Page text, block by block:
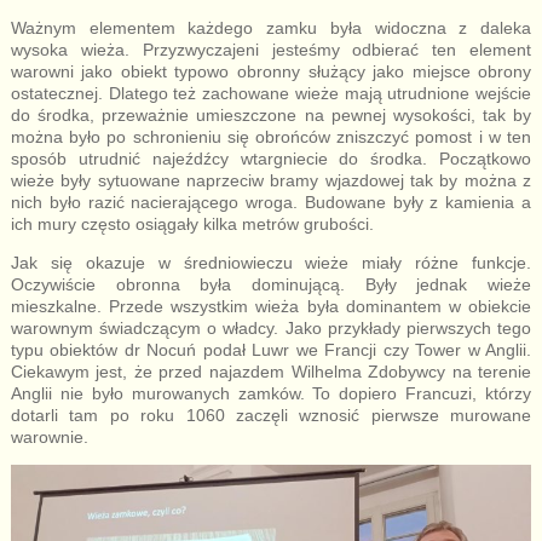
Ważnym elementem każdego zamku była widoczna z daleka
wysoka wieża. Przyzwyczajeni jesteśmy odbierać ten element
warowni jako obiekt typowo obronny służący jako miejsce obrony
ostatecznej. Dlatego też zachowane wieże mają utrudnione wejście
do środka, przeważnie umieszczone na pewnej wysokości, tak by
można było po schronieniu się obrońców zniszczyć pomost i w ten
sposób utrudnić najeźdźcy wtargniecie do środka. Początkowo
wieże były sytuowane naprzeciw bramy wjazdowej tak by można z
nich było razić nacierającego wroga. Budowane były z kamienia a
ich mury często osiągały kilka metrów grubości.
Jak się okazuje w średniowieczu wieże miały różne funkcje.
Oczywiście obronna była dominującą. Były jednak wieże
mieszkalne. Przede wszystkim wieża była dominantem w obiekcie
warownym świadczącym o władcy. Jako przykłady pierwszych tego
typu obiektów dr Nocuń podał Luwr we Francji czy Tower w Anglii.
Ciekawym jest, że przed najazdem Wilhelma Zdobywcy na terenie
Anglii nie było murowanych zamków. To dopiero Francuzi, którzy
dotarli tam po roku 1060 zaczęli wznosić pierwsze murowane
warownie.